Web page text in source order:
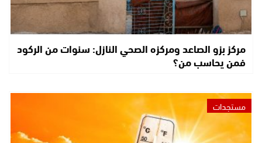
مركز بزو الصاعد ومركزه الصحي النازل: سنوات من الركود
فمن يحاسب من؟
مستجدات